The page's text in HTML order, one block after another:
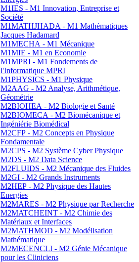
M1IES - M1 Innovation, Entreprise et
Société
M1MATHJHADA - M1 Mathématiques
Jacques Hadamard
M1MECHA - M1 Mécanique
M1MIE - M1 en Economie
M1MPRI - M1 Fondements de
l'Informatique MPRI
M1PHYSICS - M1 Physique
M2AAG - M2 Analyse, Arithmétique,
Géométrie
M2BIOHEA - M2 Biologie et Santé
M2BIOMECA - M2 Biomécanique et
Ingéniérie Biomédical
M2CFP - M2 Concepts en Physique
Fondamentale
M2CPS - M2 Système Cyber Physique
M2DS - M2 Data Science
M2FLUIDS - M2 Mécanique des Fluides
M2GI - M2 Grands Instruments
M2HEP - M2 Physique des Hautes
Energies
M2MARES - M2 Physique par Recherche
M2MATCHEINT - M2 Chimie des
Matériaux et Interfaces
M2MATHMOD - M2 Modélisation
Mathématique
M2MECENCLI - M2 Génie Mécanique
pour les Cliniciens